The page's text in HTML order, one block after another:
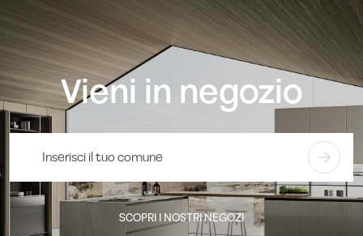
Vieni in negozio
SCOPRI I NOSTRI NEGOZI